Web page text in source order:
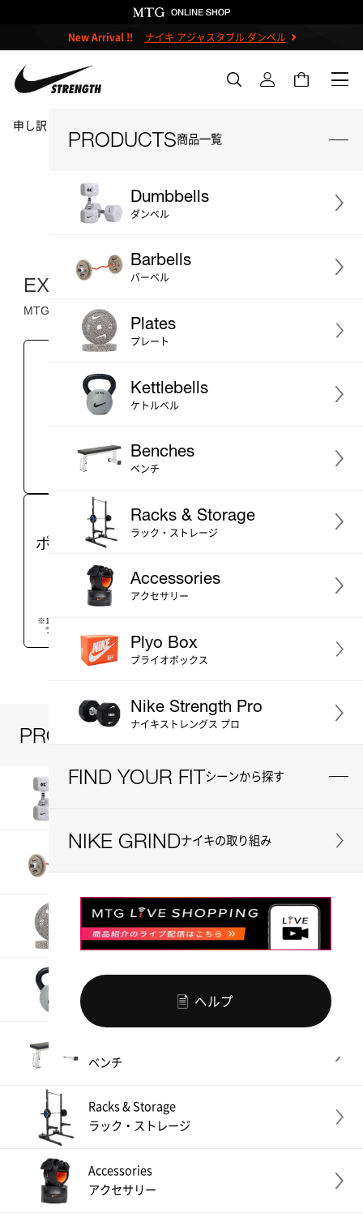
New Arrival !! ナイキ アジャスタブル ダンベル
＃バーベル ＃プレート
＃プライオボックス
PRODUCTS商品一覧
Dumbbells
ダンベル
Barbells
バーベル
Plates
プレート
Kettlebells
ケトルベル
Benches
ベンチ
Racks & Storage
ラック・ストレージ
Accessories
アクセサリー
Plyo Box
プライオボックス
Nike Strength Pro
ナイキストレングス プロ
FIND YOUR FITシーンから探す
NIKE GRINDナイキの取り組み
ヘルプ
申し訳ございません。この商品には詳細情報がありません。
MTG ONLINESHOP ホームへ
EXCLUSIVE REWARDS
MTG公式オンラインショップ限定特典
1~2営業日
以内の発送
※土日祝日は商品の発送を
商品のご購入で
ポイントが 貯まる
※100円（税込）につき1ポイント、
ランクアップで還元率アップ
LINE ID連携で総額
6,500
PRODUCTS
Dumbbells
Barbells
バーベル
Plates
プレート
Kettlebells
ベンチ
Racks & Storage
ラック・ストレージ
Accessories
アクセサリー